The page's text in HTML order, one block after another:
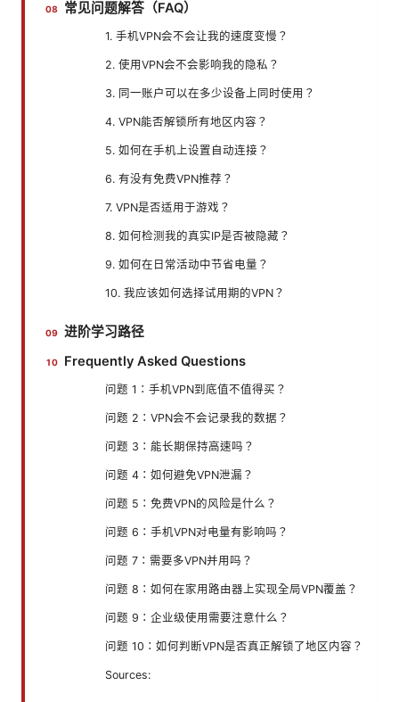
常见问题解答（FAQ）
1. 手机VPN会不会让我的速度变慢？
2. 使用VPN会不会影响我的隐私？
3. 同一账户可以在多少设备上同时使用？
4. VPN能否解锁所有地区内容？
5. 如何在手机上设置自动连接？
6. 有没有免费VPN推荐？
7. VPN是否适用于游戏？
8. 如何检测我的真实IP是否被隐藏？
9. 如何在日常活动中节省电量？
10. 我应该如何选择试用期的VPN？
进阶学习路径
Frequently Asked Questions
问题 1：手机VPN到底值不值得买？
问题 2：VPN会不会记录我的数据？
问题 3：能长期保持高速吗？
问题 4：如何避免VPN泄漏？
问题 5：免费VPN的风险是什么？
问题 6：手机VPN对电量有影响吗？
问题 7：需要多VPN并用吗？
问题 8：如何在家用路由器上实现全局VPN覆盖？
问题 9：企业级使用需要注意什么？
问题 10：如何判断VPN是否真正解锁了地区内容？
Sources: